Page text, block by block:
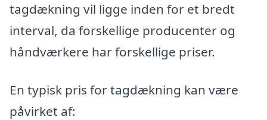
tagdækning vil ligge inden for et bredt
interval, da forskellige producenter og
håndværkere har forskellige priser.
En typisk pris for tagdækning kan være
påvirket af: